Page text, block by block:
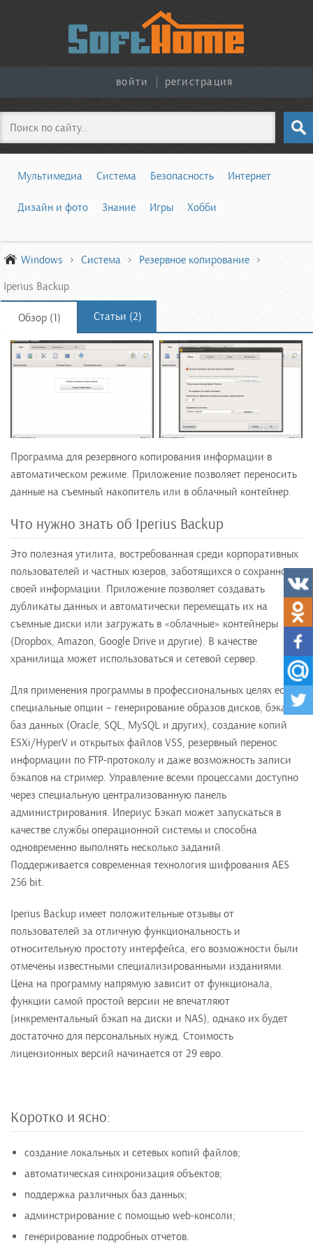
войти регистрация
Поиск
Мультимедиа Система Безопасность Интернет
Дизайн и фото Знание Игры Хобби
Windows Система
Резервное копирование
Iperius Backup
Обзор (1) Статьи (2)
Программа для резервного копирования информации в
автоматическом режиме. Приложение позволяет переносить
данные на съемный накопитель или в облачный контейнер.
Что нужно знать об Iperius Backup
Это полезная утилита, востребованная среди корпоративных
пользователей и частных юзеров, заботящихся о сохранности
своей информации. Приложение позволяет создавать
дубликаты данных и автоматически перемещать их на
съемные диски или загружать в «облачные» контейнеры
(Dropbox, Amazon, Google Drive и другие). В качестве
хранилища может использоваться и сетевой сервер.
Для применения программы в профессиональных целях есть
специальные опции – генерирование образов дисков, бэкапы
баз данных (Oracle, SQL, MySQL и других), создание копий
ESXi/HyperV и открытых файлов VSS, резервный перенос
информации по FTP-протоколу и даже возможность записи
бэкапов на стример. Управление всеми процессами доступно
через специальную централизованную панель
администрирования. Ипериус Бэкап может запускаться в
качестве службы операционной системы и способна
одновременно выполнять несколько заданий.
Поддерживается современная технология шифрования AES
256 bit.
Iperius Backup имеет положительные отзывы от
пользователей за отличную функциональность и
относительную простоту интерфейса, его возможности были
отмечены известными специализированными изданиями.
Цена на программу напрямую зависит от функционала,
функции самой простой версии не впечатляют
(инкрементальный бэкап на диски и NAS), однако их будет
достаточно для персональных нужд. Стоимость
лицензионных версий начинается от 29 евро.
Коротко и ясно:
создание локальных и сетевых копий файлов;
автоматическая синхронизация объектов;
поддержка различных баз данных;
админстрирование с помощью web-консоли;
генерирование подробных отчетов.